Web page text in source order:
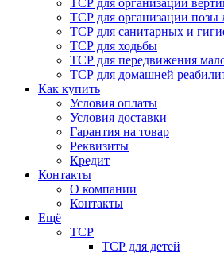
ТСР для организации
ТСР для организации позы
ТСР для санитарных и
ТСР для ходьбы
ТСР для передвижения
ТСР для домашней
Как купить
Условия оплаты
Условия доставки
Гарантия на товар
Реквизиты
Кредит
Контакты
О компании
Контакты
Ещё
ТСР
ТСР для детей